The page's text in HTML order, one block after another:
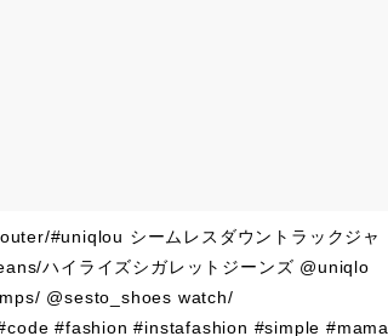
#uniqlou シームレスダウントラックジャ
ハイライズシガレットジーンズ @uniqlo
@sesto_shoes watch/
#fashion #instafashion #simple #mama